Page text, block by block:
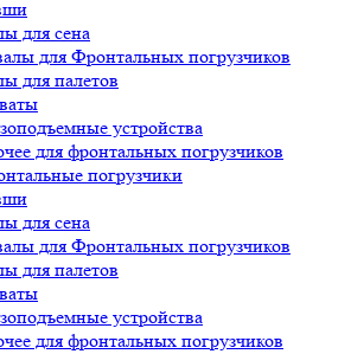
для сена
для Фронтальных погрузчиков
для палетов
устройства
для фронтальных погрузчиков
погрузчики
для сена
для Фронтальных погрузчиков
для палетов
устройства
для фронтальных погрузчиков